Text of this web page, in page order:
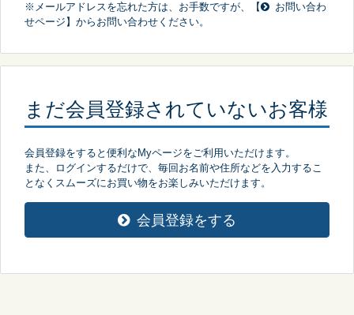
※メールアドレスを忘れた方は、お手数ですが、【
お問い合わ
せページ 】からお問い合わせください。
まだ会員登録されていないお客様
会員登録をすると便利なMyページをご利用いただけます。
また、ログインするだけで、毎回お名前や住所などを入力するこ
となくスムーズにお買い物をお楽しみいただけます。
会員登録をする